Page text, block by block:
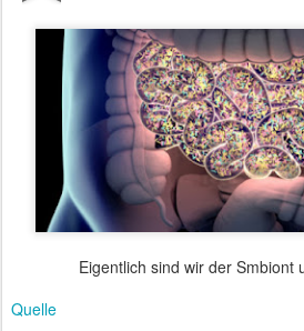
Eigentlich sind wir der Smbiont
Quelle